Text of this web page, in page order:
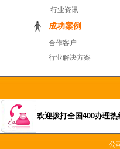
行业资讯
成功案例
合作客户
行业解决方案
欢迎拨打全国400办理热
公